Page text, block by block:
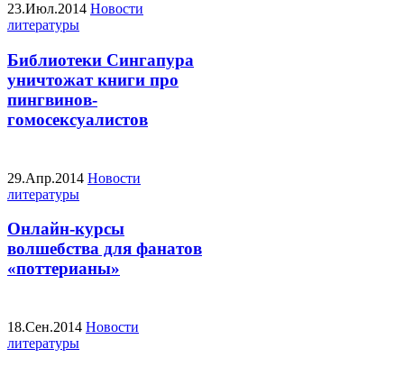
23.Июл.2014 Новости
литературы
Библиотеки Сингапура
уничтожат книги про
пингвинов-
гомосексуалистов
29.Апр.2014 Новости
литературы
Онлайн-курсы
волшебства для фанатов
«поттерианы»
18.Сен.2014 Новости
литературы